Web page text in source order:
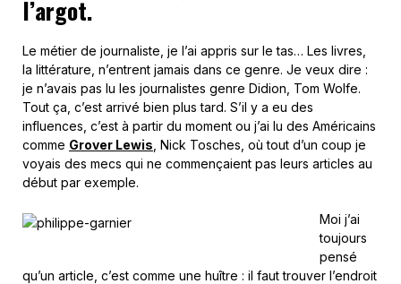
l’argot.
Le métier de journaliste, je l’ai appris sur le tas… Les livres,
la littérature, n’entrent jamais dans ce genre. Je veux dire :
je n’avais pas lu les journalistes genre Didion, Tom Wolfe.
Tout ça, c’est arrivé bien plus tard. S’il y a eu des
influences, c’est à partir du moment ou j’ai lu des Américains
comme Grover Lewis , Nick Tosches, où tout d’un coup je
voyais des mecs qui ne commençaient pas leurs articles au
début par exemple.
Moi j’ai
toujours
pensé
qu’un article, c’est comme une huître : il faut trouver l’endroit